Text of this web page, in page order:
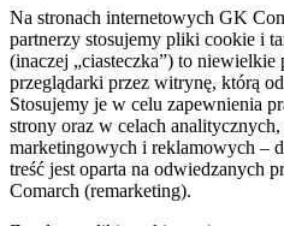
Na stronach internetowych GK
partnerzy stosujemy pliki cookie i
(inaczej „ciasteczka”) to
przeglądarki przez witrynę, którą
Stosujemy je w celu zapewnienia
strony oraz w celach
marketingowych i reklamowych –
treść jest oparta na odwiedzanych
Comarch (remarketing).